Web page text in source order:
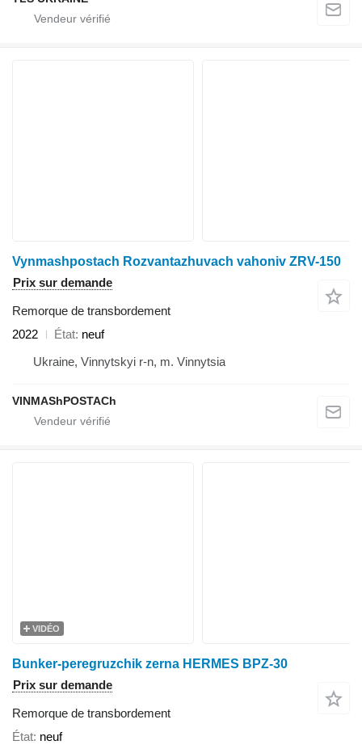
Vynmashpostach Rozvantazhuvach vahoniv ZRV-150
Prix sur demande
Remorque de transbordement
2022
État neuf
Ukraine, Vinnytskyi r-n, m. Vinnytsia
VINMAShPOSTACh
VIDÉO
Bunker-peregruzchik zerna HERMES BPZ-30
Prix sur demande
Remorque de transbordement
État neuf